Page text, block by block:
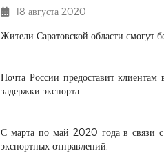
18 августа 2020
Жители Саратовской области смогут
Почта России предоставит
задержки экспорта.
С марта по май 2020 года в связи с
экспортных отправлений.